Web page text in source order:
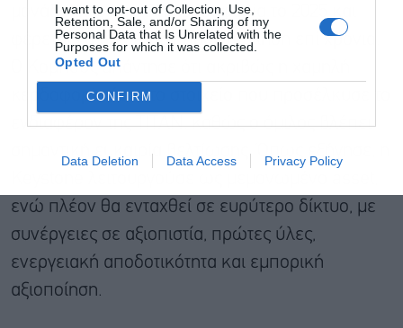
I want to opt-out of Collection, Use,
Retention, Sale, and/or Sharing of my
Personal Data that Is Unrelated with the
Purposes for which it was collected.
Opted Out
CONFIRM
Data Deletion Data Access Privacy Policy
μονάδα είχε χαμηλή κερδοφορία το 2025 και
φέρεται να βρισκόταν προς πώληση επί χρόνια.
Ο Κομπούζ απάντησε ότι ακριβώς η χαμηλή
κερδοφορία ήταν το στοιχείο που προσέλκυσε το
ενδιαφέρον της ΤΙΤΑΝ, καθώς ο όμιλος βλέπει
σημαντική ευκαιρία βελτίωσης. Όπως εξήγησε, η
ενώ πλέον θα ενταχθεί σε ευρύτερο δίκτυο, με
συνέργειες σε αξιοπιστία, πρώτες ύλες,
ενεργειακή αποδοτικότητα και εμπορική
αξιοποίηση.